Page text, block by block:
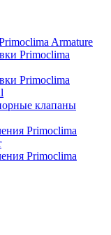
Armature
Primoclima
Primoclima
клапаны
Primoclima
Primoclima